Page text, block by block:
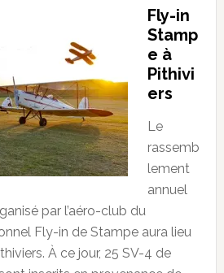
Fly-in
Stamp
e à
Pithivi
ers
Le
rassemb
lement
annuel
par l’aéro-club du
Fly-in de Stampe aura lieu
À ce jour, 25 SV-4 de